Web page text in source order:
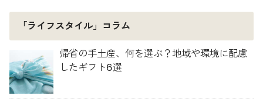
「ライフスタイル」コラム
帰省の手土産、何を選ぶ？地域や環境に配慮
したギフト6選